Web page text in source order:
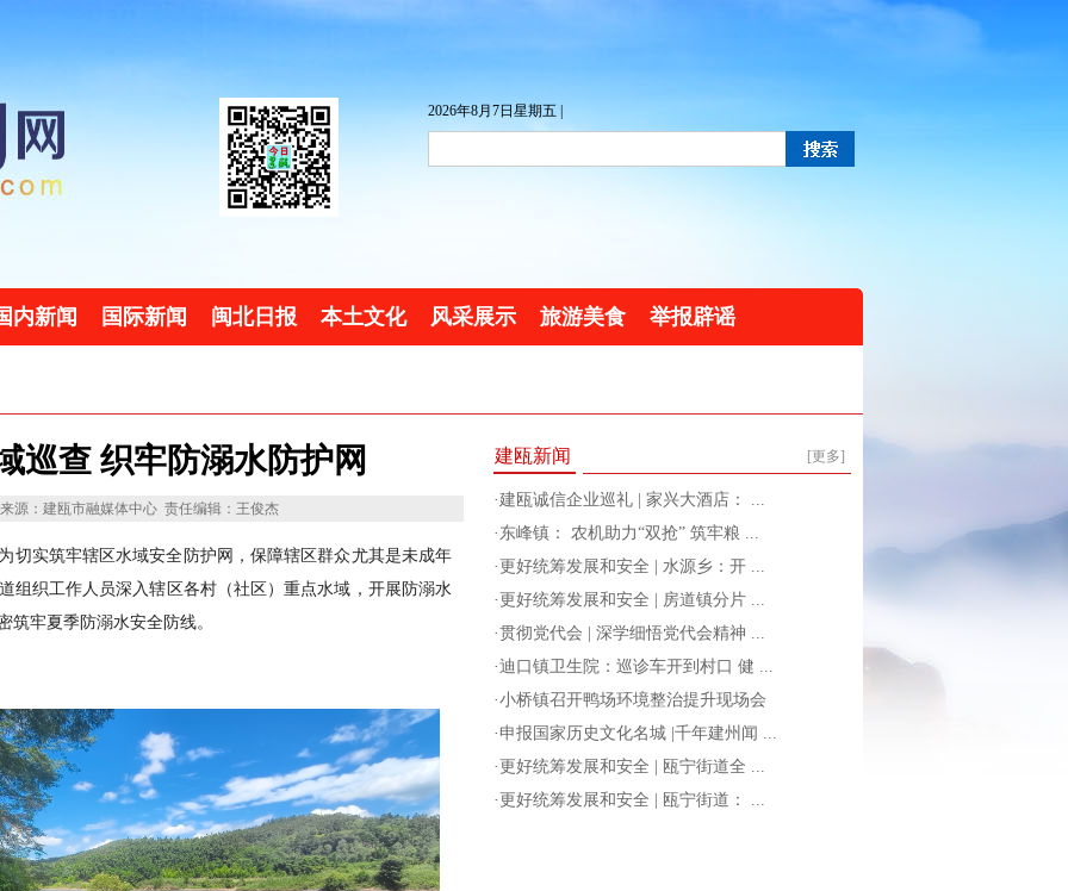
2026年8月7日星期五 |
内新闻 国际新闻 闽北日报 本土文化 风采展示 旅游美食 举报辟谣
巡查 织牢防溺水防护网
来源：建瓯市融媒体中心 责任编辑：王俊杰
切实筑牢辖区水域安全防护网，保障辖区群众尤其是未成年
组织工作人员深入辖区各村（社区）重点水域，开展防溺水
筑牢夏季防溺水安全防线。
[更多]
建瓯新闻
·建瓯诚信企业巡礼 | 家兴大酒店： ...
· 东峰镇： 农机助力“双抢” 筑牢粮 ...
· 更好统筹发展和安全 | 水源乡：开 ...
· 更好统筹发展和安全 | 房道镇分片 ...
·贯彻党代会 | 深学细悟党代会精神 ...
·迪口镇卫生院：巡诊车开到村口 健 ...
·小桥镇召开鸭场环境整治提升现场会
· 申报国家历史文化名城 |千年建州闻 ...
· 更好统筹发展和安全 | 瓯宁街道全 ...
· 更好统筹发展和安全 | 瓯宁街道： ...